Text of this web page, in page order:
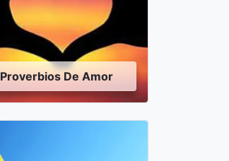
Proverbios De Amor